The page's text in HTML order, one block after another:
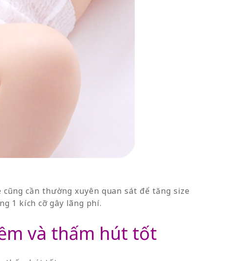
cần thường xuyên quan sát để tăng size
1 kích cỡ gây lãng phí.
và thấm hút tốt